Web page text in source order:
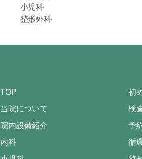
小児科
整形外科
TOP
初
当院について
検
院内設備紹介
予
内科
循